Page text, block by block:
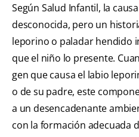
Según Salud Infantil, la
desconocida, pero un
leporino o paladar hendido
que el niño lo presente.
gen que causa el labio
o de su padre, este
a un desencadenante
con la formación adecuada